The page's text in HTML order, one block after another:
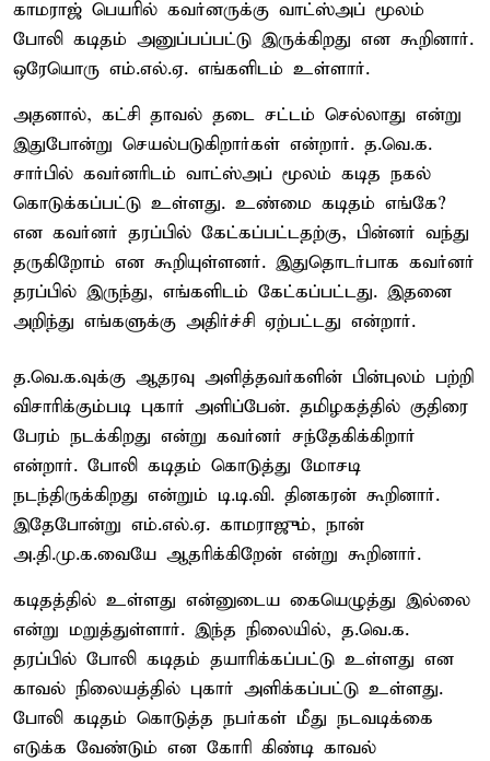
காமராஜ் பெயரில் கவர்னருக்கு வாட்ஸ்அப் மூலம்
போலி கடிதம் அனுப்பப்பட்டு இருக்கிறது என கூறினார்.
ஒரேயொரு எம்.எல்.ஏ. எங்களிடம் உள்ளார்.
அதனால், கட்சி தாவல் தடை சட்டம் செல்லாது என்று
இதுபோன்று செயல்படுகிறார்கள் என்றார். த.வெ.க.
சார்பில் கவர்னரிடம் வாட்ஸ்அப் மூலம் கடித நகல்
கொடுக்கப்பட்டு உள்ளது. உண்மை கடிதம் எங்கே?
என கவர்னர் தரப்பில் கேட்கப்பட்டதற்கு, பின்னர் வந்து
தருகிறோம் என கூறியுள்ளனர். இதுதொடர்பாக கவர்னர்
தரப்பில் இருந்து, எங்களிடம் கேட்கப்பட்டது. இதனை
அறிந்து எங்களுக்கு அதிர்ச்சி ஏற்பட்டது என்றார்.
த.வெ.க.வுக்கு ஆதரவு அளித்தவர்களின் பின்புலம் பற்றி
விசாரிக்கும்படி புகார் அளிப்பேன். தமிழகத்தில் குதிரை
பேரம் நடக்கிறது என்று கவர்னர் சந்தேகிக்கிறார்
என்றார். போலி கடிதம் கொடுத்து மோசடி
நடந்திருக்கிறது என்றும் டி.டி.வி. தினகரன் கூறினார்.
இதேபோன்று எம்.எல்.ஏ. காமராஜும், நான்
அ.தி.மு.க.வையே ஆதரிக்கிறேன் என்று கூறினார்.
கடிதத்தில் உள்ளது என்னுடைய கையெழுத்து இல்லை
என்று மறுத்துள்ளார். இந்த நிலையில், த.வெ.க.
தரப்பில் போலி கடிதம் தயாரிக்கப்பட்டு உள்ளது என
காவல் நிலையத்தில் புகார் அளிக்கப்பட்டு உள்ளது.
போலி கடிதம் கொடுத்த நபர்கள் மீது நடவடிக்கை
எடுக்க வேண்டும் என கோரி கிண்டி காவல்